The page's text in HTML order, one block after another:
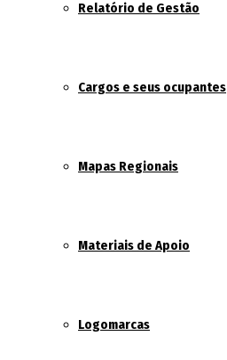
Relatório de Gestão
Cargos e seus ocupantes
Mapas Regionais
Materiais de Apoio
Logomarcas